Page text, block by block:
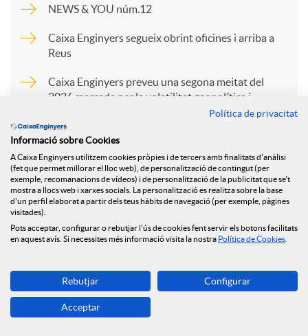
p
a
r
t
i
a
NEWS & YOU núm.12
Caixa Enginyers segueix obrint oficines i arriba a
Reus
Caixa Enginyers preveu una segona meitat del
2026 marcada per la volatilitat geopolítica i
Caixa Enginyers preveu una segona meitat del
2026 marcada per la volatilitat geopolítica i
l’estabilitat econòmica
Caixa Enginyers preveu una segona meitat del
l’estabilitat econòmica
Política de privacitat
Informació sobre Cookies
A Caixa Enginyers utilitzem cookies pròpies i de tercers amb finalitats d'anàlisi
(fet que permet millorar el lloc web), de personalització de contingut (per
exemple, recomanacions de vídeos) i de personalització de la publicitat que se't
mostra a llocs web i xarxes socials. La personalització es realitza sobre la base
d'un perfil elaborat a partir dels teus hàbits de navegació (per exemple, pàgines
visitades).
Pots acceptar, configurar o rebutjar l'ús de cookies fent servir els botons facilitats
en aquest avís. Si necessites més informació visita la nostra Política de Cookies
Rebutjar Configurar
Acceptar